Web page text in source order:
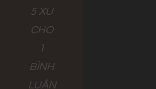
5 XU
CHO
1
BÌNH
LUẬN